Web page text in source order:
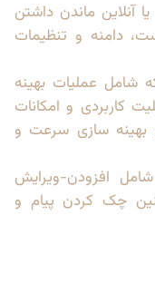
آنلاین ماندن داشتن
دامنه و تنظیمات
شامل عملیات بهینه
کاربردی و امکانات
بهینه سازی سرعت و
افزودن-ویرایش
چک کردن پیام و